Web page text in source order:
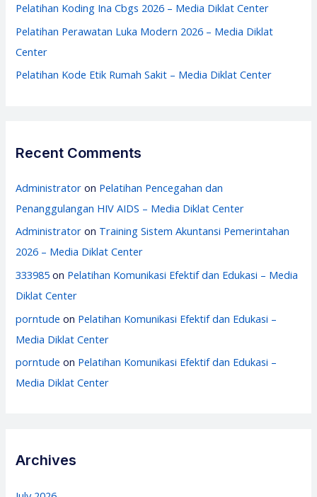
Pelatihan Koding Ina Cbgs 2026 – Media Diklat Center
Pelatihan Perawatan Luka Modern 2026 – Media Diklat
Center
Pelatihan Kode Etik Rumah Sakit – Media Diklat Center
Recent Comments
Administrator on Pelatihan Pencegahan dan
Penanggulangan HIV AIDS – Media Diklat Center
Administrator on Training Sistem Akuntansi Pemerintahan
2026 – Media Diklat Center
333985 on Pelatihan Komunikasi Efektif dan Edukasi – Media
Diklat Center
porntude on Pelatihan Komunikasi Efektif dan Edukasi –
Media Diklat Center
porntude on Pelatihan Komunikasi Efektif dan Edukasi –
Media Diklat Center
Archives